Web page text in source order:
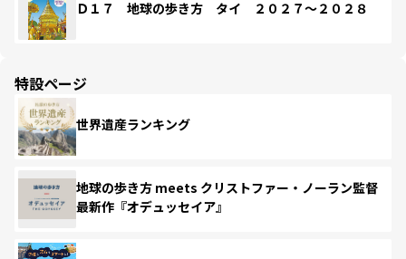
Ｄ１７ 地球の歩き方 タイ ２０２７～２０２８
特設ページ
世界遺産ランキング
地球の歩き方 meets クリストファー・ノーラン監督
最新作『オデュッセイア』